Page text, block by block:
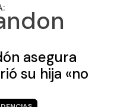
asegura
su hija «no